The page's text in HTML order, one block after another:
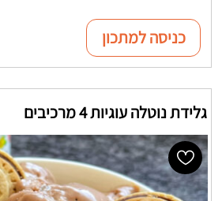
כניסה למתכון
גלידת נוטלה עוגיות 4 מרכיבים